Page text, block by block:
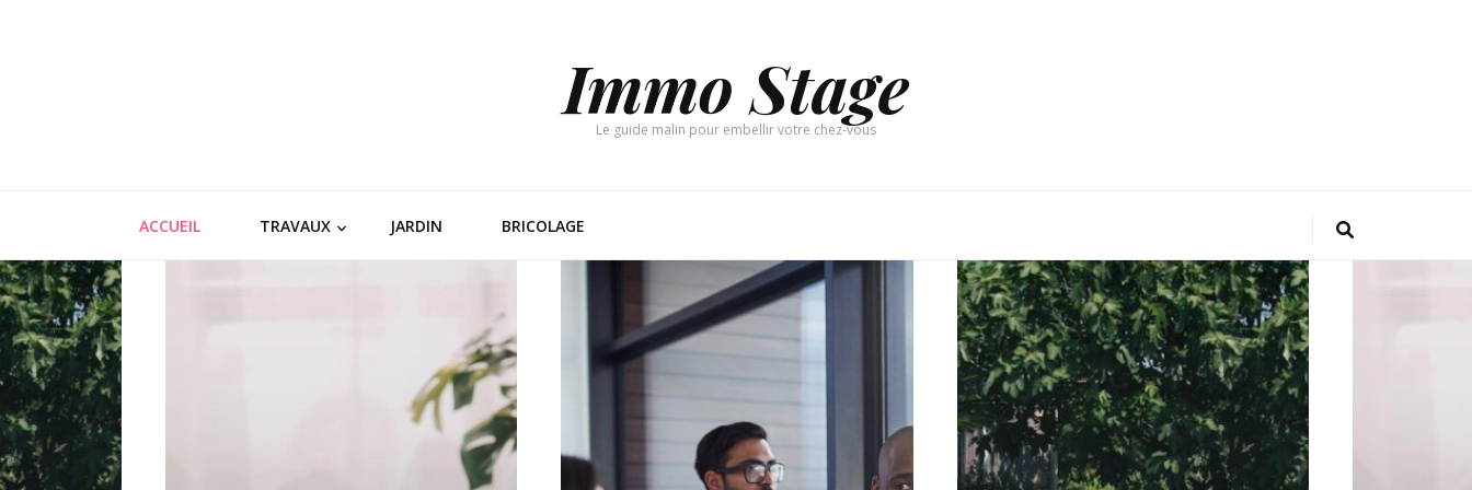
Immo Stage
Le guide malin pour embellir votre chez-vous
ACCUEIL TRAVAUX JARDIN BRICOLAGE